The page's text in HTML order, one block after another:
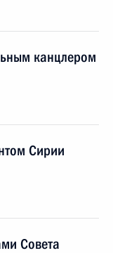
канцлером
Сирии
Совета